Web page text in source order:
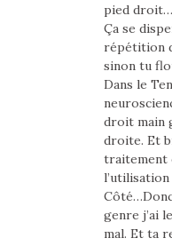
pied
Ça se
répétition
sinon tu
Dans le
droit main
droite. Et
traitement
l’utilisation
genre j’ai
mal. Et ta